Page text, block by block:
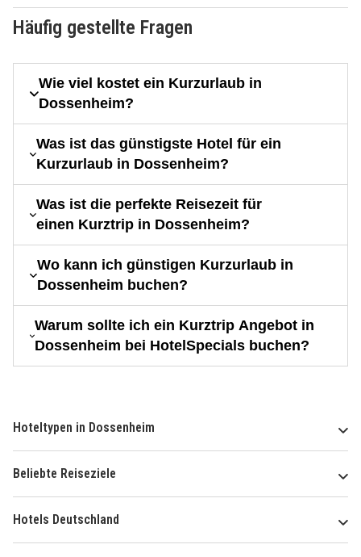
Häufig gestellte Fragen
Wie viel kostet ein Kurzurlaub in
Dossenheim?
Was ist das günstigste Hotel für ein
Kurzurlaub in Dossenheim?
Was ist die perfekte Reisezeit für
einen Kurztrip in Dossenheim?
Wo kann ich günstigen Kurzurlaub in
Dossenheim buchen?
Warum sollte ich ein Kurztrip Angebot in
Dossenheim bei HotelSpecials buchen?
Hoteltypen in Dossenheim
Beliebte Reiseziele
Hotels Deutschland